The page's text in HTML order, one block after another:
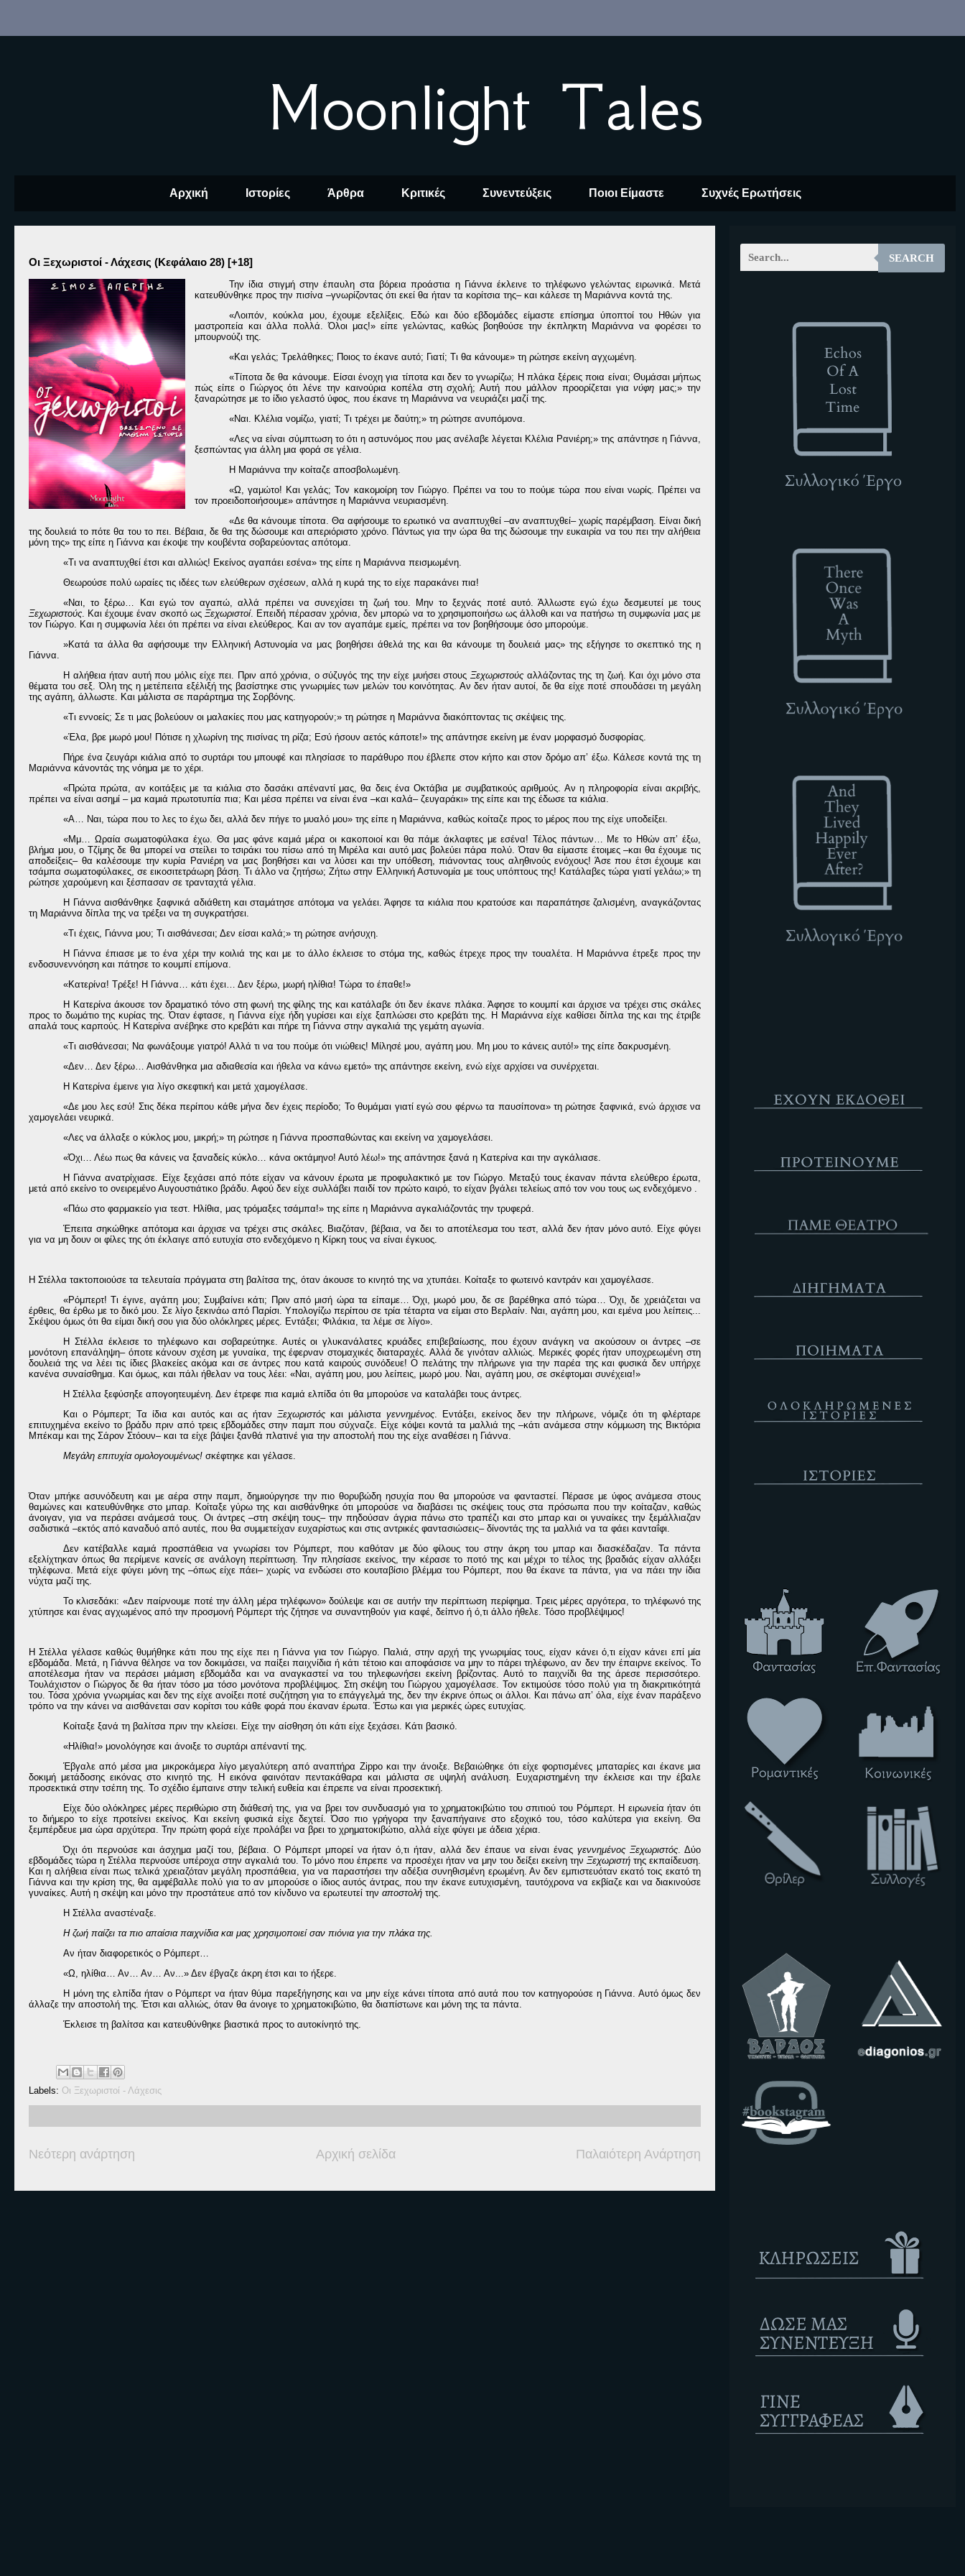
Moonlight Tales
Αρχική Ιστορίες Άρθρα Κριτικές Συνεντεύξεις Ποιοι Είμαστε Συχνές Ερωτήσεις
Οι Ξεχωριστοί - Λάχεσις (Κεφάλαιο 28) [+18]
Την ίδια στιγμή στην έπαυλη στα βόρεια προάστια η Γιάννα έκλεινε το τηλέφωνο γελώντας ειρωνικά. Μετά
κατευθύνθηκε προς την πισίνα –γνωρίζοντας ότι εκεί θα ήταν τα κορίτσια της– και κάλεσε τη Μαριάννα κοντά της.
«Λοιπόν, κούκλα μου, έχουμε εξελίξεις. Εδώ και δύο εβδομάδες είμαστε επίσημα ύποπτοί του Ηθών για
μαστροπεία και άλλα πολλά. Όλοι μας!» είπε γελώντας, καθώς βοηθούσε την έκπληκτη Μαριάννα να φορέσει το
μπουρνούζι της.
«Και γελάς; Τρελάθηκες; Ποιος το έκανε αυτό; Γιατί; Τι θα κάνουμε» τη ρώτησε εκείνη αγχωμένη.
«Τίποτα δε θα κάνουμε. Είσαι ένοχη για τίποτα και δεν το γνωρίζω; Η πλάκα ξέρεις ποια είναι; Θυμάσαι μήπως
πώς είπε ο Γιώργος ότι λένε την καινούρια κοπέλα στη σχολή; Αυτή που μάλλον προορίζεται γιανύφη μας;» την
ξαναρώτησε με το ίδιο γελαστό ύφος, που έκανε τη Μαριάννα να νευριάζει μαζί της.
«Ναι. Κλέλια νομίζω, γιατί; Τι τρέχει με δαύτη;» τη ρώτησε ανυπόμονα.
«Λες να είναι σύμπτωση το ότι η αστυνόμος που μας ανέλαβε λέγεται Κλέλια Ρανιέρη;» της απάντησε η Γιάννα,
ξεσπώντας για άλλη μια φορά σε γέλια.
Η Μαριάννα την κοίταζε αποσβολωμένη.
«Ω, γαμώτο! Και γελάς; Τον κακομοίρη τον Γιώργο. Πρέπει να του το πούμε τώρα που είναι νωρίς. Πρέπει να
τον προειδοποιήσουμε» απάντησε η Μαριάννα νευριασμένη.
«Δε θα κάνουμε τίποτα. Θα αφήσουμε το ερωτικό να αναπτυχθεί –αν αναπτυχθεί– χωρίς παρέμβαση. Είναι δική
της δουλειά το πότε θα του το πει. Βέβαια, δε θα της δώσουμε και απεριόριστο χρόνο. Πάντως για την ώρα θα της δώσουμε την ευκαιρία να του πει την αλήθεια
μόνη της» της είπε η Γιάννα και έκοψε την κουβέντα σοβαρεύοντας απότομα.
«Τι να αναπτυχθεί έτσι και αλλιώς! Εκείνος αγαπάει εσένα» της είπε η Μαριάννα πεισμωμένη.
Θεωρούσε πολύ ωραίες τις ιδέες των ελεύθερων σχέσεων, αλλά η κυρά της το είχε παρακάνει πια!
«Ναι, το ξέρω… Και εγώ τον αγαπώ, αλλά πρέπει να συνεχίσει τη ζωή του. Μην το ξεχνάς ποτέ αυτό. Άλλωστε εγώ έχω δεσμευτεί με τους
Ξεχωριστούς. Και έχουμε έναν σκοπό ως Ξεχωριστοί. Επειδή πέρασαν χρόνια, δεν μπορώ να το χρησιμοποιήσω ως άλλοθι και να πατήσω τη συμφωνία μας με
τον Γιώργο. Και η συμφωνία λέει ότι πρέπει να είναι ελεύθερος. Και αν τον αγαπάμε εμείς, πρέπει να τον βοηθήσουμε όσο μπορούμε.
»Κατά τα άλλα θα αφήσουμε την Ελληνική Αστυνομία να μας βοηθήσει άθελά της και θα κάνουμε τη δουλειά μας» της εξήγησε το σκεπτικό της η
Γιάννα.
Η αλήθεια ήταν αυτή που μόλις είχε πει. Πριν από χρόνια, ο σύζυγός της την είχε μυήσει στουςΞεχωριστούς αλλάζοντας της τη ζωή. Και όχι μόνο στα
θέματα του σεξ. Όλη της η μετέπειτα εξέλιξή της βασίστηκε στις γνωριμίες των μελών του κοινότητας. Αν δεν ήταν αυτοί, δε θα είχε ποτέ σπουδάσει τη μεγάλη
της αγάπη, άλλωστε. Και μάλιστα σε παράρτημα της Σορβόνης.
«Τι εννοείς; Σε τι μας βολεύουν οι μαλακίες που μας κατηγορούν;» τη ρώτησε η Μαριάννα διακόπτοντας τις σκέψεις της.
«Έλα, βρε μωρό μου! Πότισε η χλωρίνη της πισίνας τη ρίζα; Εσύ ήσουν αετός κάποτε!» της απάντησε εκείνη με έναν μορφασμό δυσφορίας.
Πήρε ένα ζευγάρι κιάλια από το συρτάρι του μπουφέ και πλησίασε το παράθυρο που έβλεπε στον κήπο και στον δρόμο απ’ έξω. Κάλεσε κοντά της τη
Μαριάννα κάνοντάς της νόημα με το χέρι.
«Πρώτα πρώτα, αν κοιτάξεις με τα κιάλια στο δασάκι απέναντί μας, θα δεις ένα Οκτάβια με συμβατικούς αριθμούς. Αν η πληροφορία είναι ακριβής,
πρέπει να είναι ασημί – μα καμιά πρωτοτυπία πια; Και μέσα πρέπει να είναι ένα –και καλά– ζευγαράκι» της είπε και της έδωσε τα κιάλια.
«Α… Ναι, τώρα που το λες το έχω δει, αλλά δεν πήγε το μυαλό μου» της είπε η Μαριάννα, καθώς κοίταζε προς το μέρος που της είχε υποδείξει.
«Μμ… Ωραία σωματοφύλακα έχω. Θα μας φάνε καμιά μέρα οι κακοποιοί και θα πάμε άκλαφτες με εσένα! Τέλος πάντων… Με το Ηθών απ’ έξω,
βλήμα μου, ο Τζίμης δε θα μπορεί να στείλει το τσιράκι του πίσω από τη Μιρέλα και αυτό μας βολεύει πάρα πολύ. Όταν θα είμαστε έτοιμες –και θα έχουμε τις
αποδείξεις– θα καλέσουμε την κυρία Ρανιέρη να μας βοηθήσει και να λύσει και την υπόθεση, πιάνοντας τους αληθινούς ενόχους! Άσε που έτσι έχουμε και
τσάμπα σωματοφύλακες, σε εικοσιτετράωρη βάση. Τι άλλο να ζητήσω; Ζήτω στην Ελληνική Αστυνομία με τους υπόπτους της! Κατάλαβες τώρα γιατί γελάω;» τη
ρώτησε χαρούμενη και ξέσπασαν σε τρανταχτά γέλια.
Η Γιάννα αισθάνθηκε ξαφνικά αδιάθετη και σταμάτησε απότομα να γελάει. Άφησε τα κιάλια που κρατούσε και παραπάτησε ζαλισμένη, αναγκάζοντας
τη Μαριάννα δίπλα της να τρέξει να τη συγκρατήσει.
«Τι έχεις, Γιάννα μου; Τι αισθάνεσαι; Δεν είσαι καλά;» τη ρώτησε ανήσυχη.
Η Γιάννα έπιασε με το ένα χέρι την κοιλιά της και με το άλλο έκλεισε το στόμα της, καθώς έτρεχε προς την τουαλέτα. Η Μαριάννα έτρεξε προς την
ενδοσυνεννόηση και πάτησε το κουμπί επίμονα.
«Κατερίνα! Τρέξε! Η Γιάννα… κάτι έχει… Δεν ξέρω, μωρή ηλίθια! Τώρα το έπαθε!»
Η Κατερίνα άκουσε τον δραματικό τόνο στη φωνή της φίλης της και κατάλαβε ότι δεν έκανε πλάκα. Άφησε το κουμπί και άρχισε να τρέχει στις σκάλες
προς το δωμάτιο της κυρίας της. Όταν έφτασε, η Γιάννα είχε ήδη γυρίσει και είχε ξαπλώσει στο κρεβάτι της. Η Μαριάννα είχε καθίσει δίπλα της και της έτριβε
απαλά τους καρπούς. Η Κατερίνα ανέβηκε στο κρεβάτι και πήρε τη Γιάννα στην αγκαλιά της γεμάτη αγωνία.
«Τι αισθάνεσαι; Να φωνάξουμε γιατρό! Αλλά τι να του πούμε ότι νιώθεις! Μίλησέ μου, αγάπη μου. Μη μου το κάνεις αυτό!» της είπε δακρυσμένη.
«Δεν… Δεν ξέρω… Αισθάνθηκα μια αδιαθεσία και ήθελα να κάνω εμετό» της απάντησε εκείνη, ενώ είχε αρχίσει να συνέρχεται.
Η Κατερίνα έμεινε για λίγο σκεφτική και μετά χαμογέλασε.
«Δε μου λες εσύ! Στις δέκα περίπου κάθε μήνα δεν έχεις περίοδο; Το θυμάμαι γιατί εγώ σου φέρνω τα παυσίπονα» τη ρώτησε ξαφνικά, ενώ άρχισε να
χαμογελάει νευρικά.
«Λες να άλλαξε ο κύκλος μου, μικρή;» τη ρώτησε η Γιάννα προσπαθώντας και εκείνη να χαμογελάσει.
«Όχι… Λέω πως θα κάνεις να ξαναδείς κύκλο… κάνα οκτάμηνο! Αυτό λέω!» της απάντησε ξανά η Κατερίνα και την αγκάλιασε.
Η Γιάννα ανατρίχιασε. Είχε ξεχάσει από πότε είχαν να κάνουν έρωτα με προφυλακτικό με τον Γιώργο. Μεταξύ τους έκαναν πάντα ελεύθερο έρωτα,
μετά από εκείνο το ονειρεμένο Αυγουστιάτικο βράδυ. Αφού δεν είχε συλλάβει παιδί τον πρώτο καιρό, το είχαν βγάλει τελείως από τον νου τους ως ενδεχόμενο .
«Πάω στο φαρμακείο για τεστ. Ηλίθια, μας τρόμαξες τσάμπα!» της είπε η Μαριάννα αγκαλιάζοντάς την τρυφερά.
Έπειτα σηκώθηκε απότομα και άρχισε να τρέχει στις σκάλες. Βιαζόταν, βέβαια, να δει το αποτέλεσμα του τεστ, αλλά δεν ήταν μόνο αυτό. Είχε φύγει
για να μη δουν οι φίλες της ότι έκλαιγε από ευτυχία στο ενδεχόμενο η Κίρκη τους να είναι έγκυος.
Η Στέλλα τακτοποιούσε τα τελευταία πράγματα στη βαλίτσα της, όταν άκουσε το κινητό της να χτυπάει. Κοίταξε το φωτεινό καντράν και χαμογέλασε.
«Ρόμπερτ! Τι έγινε, αγάπη μου; Συμβαίνει κάτι; Πριν από μισή ώρα τα είπαμε… Όχι, μωρό μου, δε σε βαρέθηκα από τώρα… Όχι, δε χρειάζεται να
έρθεις, θα έρθω με το δικό μου. Σε λίγο ξεκινάω από Παρίσι. Υπολογίζω περίπου σε τρία τέταρτα να είμαι στο Βερλαίν. Ναι, αγάπη μου, και εμένα μου λείπεις...
Σκέψου όμως ότι θα είμαι δική σου για δύο ολόκληρες μέρες. Εντάξει; Φιλάκια, τα λέμε σε λίγο».
Η Στέλλα έκλεισε το τηλέφωνο και σοβαρεύτηκε. Αυτές οι γλυκανάλατες κρυάδες επιβεβαίωσης, που έχουν ανάγκη να ακούσουν οι άντρες –σε
μονότονη επανάληψη– όποτε κάνουν σχέση με γυναίκα, της έφερναν στομαχικές διαταραχές. Αλλά δε γινόταν αλλιώς. Μερικές φορές ήταν υποχρεωμένη στη
δουλειά της να λέει τις ίδιες βλακείες ακόμα και σε άντρες που κατά καιρούς συνόδευε! Ο πελάτης την πλήρωνε για την παρέα της και φυσικά δεν υπήρχε
κανένα συναίσθημα. Και όμως, και πάλι ήθελαν να τους λέει: «Ναι, αγάπη μου, μου λείπεις, μωρό μου. Ναι, αγάπη μου, σε σκέφτομαι συνέχεια!»
Η Στέλλα ξεφύσηξε απογοητευμένη. Δεν έτρεφε πια καμιά ελπίδα ότι θα μπορούσε να καταλάβει τους άντρες.
Και ο Ρόμπερτ; Τα ίδια και αυτός και ας ήταν Ξεχωριστόςκαι μάλισταγεννημένος. Εντάξει, εκείνος δεν την πλήρωνε, νόμιζε ότι τη φλέρταρε
επιτυχημένα εκείνο το βράδυ πριν από τρεις εβδομάδες στην παμπ που σύχναζε. Είχε κόψει κοντά τα μαλλιά της –κάτι ανάμεσα στην κόμμωση της Βικτόρια
Μπέκαμ και της Σάρον Στόουν– και τα είχε βάψει ξανθά πλατινέ για την αποστολή που της είχε αναθέσει η Γιάννα.
Μεγάλη επιτυχία ομολογουμένως! σκέφτηκε και γέλασε.
Όταν μπήκε ασυνόδευτη και με αέρα στην παμπ, δημιούργησε την πιο θορυβώδη ησυχία που θα μπορούσε να φανταστεί. Πέρασε με ύφος ανάμεσα στους
θαμώνες και κατευθύνθηκε στο μπαρ. Κοίταξε γύρω της και αισθάνθηκε ότι μπορούσε να διαβάσει τις σκέψεις τους στα πρόσωπα που την κοίταζαν, καθώς
άνοιγαν, για να περάσει ανάμεσά τους. Οι άντρες –στη σκέψη τους– την πηδούσαν άγρια πάνω στο τραπέζι και στο μπαρ και οι γυναίκες την ξεμάλλιαζαν
σαδιστικά –εκτός από καναδυό από αυτές, που θα συμμετείχαν ευχαρίστως και στις αντρικές φαντασιώσεις– δίνοντάς της τα μαλλιά να τα φάει κανταΐφι.
Δεν κατέβαλλε καμιά προσπάθεια να γνωρίσει τον Ρόμπερτ, που καθόταν με δύο φίλους του στην άκρη του μπαρ και διασκέδαζαν. Τα πάντα
εξελίχτηκαν όπως θα περίμενε κανείς σε ανάλογη περίπτωση. Την πλησίασε εκείνος, την κέρασε το ποτό της και μέχρι το τέλος της βραδιάς είχαν αλλάξει
τηλέφωνα. Μετά είχε φύγει μόνη της –όπως είχε πάει– χωρίς να ενδώσει στο κουταβίσιο βλέμμα του Ρόμπερτ, που θα έκανε τα πάντα, για να πάει την ίδια
νύχτα μαζί της.
Το κλισεδάκι: «Δεν παίρνουμε ποτέ την άλλη μέρα τηλέφωνο» δούλεψε και σε αυτήν την περίπτωση περίφημα. Τρεις μέρες αργότερα, το τηλέφωνό της
χτύπησε και ένας αγχωμένος από την προσμονή Ρόμπερτ τής ζήτησε να συναντηθούν για καφέ, δείπνο ή ό,τι άλλο ήθελε. Τόσο προβλέψιμος!
Η Στέλλα γέλασε καθώς θυμήθηκε κάτι που της είχε πει η Γιάννα για τον Γιώργο. Παλιά, στην αρχή της γνωριμίας τους, είχαν κάνει ό,τι είχαν κάνει επί μία
εβδομάδα. Μετά, η Γιάννα θέλησε να τον δοκιμάσει, να παίξει παιχνίδια ή κάτι τέτοιο και αποφάσισε να μην το πάρει τηλέφωνο, αν δεν την έπαιρνε εκείνος. Το
αποτέλεσμα ήταν να περάσει μιάμιση εβδομάδα και να αναγκαστεί να του τηλεφωνήσει εκείνη βρίζοντας. Αυτό το παιχνίδι θα της άρεσε περισσότερο.
Τουλάχιστον ο Γιώργος δε θα ήταν τόσο μα τόσο μονότονα προβλέψιμος. Στη σκέψη του Γιώργου χαμογέλασε. Τον εκτιμούσε τόσο πολύ για τη διακριτικότητά
του. Τόσα χρόνια γνωριμίας και δεν της είχε ανοίξει ποτέ συζήτηση για το επάγγελμά της, δεν την έκρινε όπως οι άλλοι. Και πάνω απ’ όλα, είχε έναν παράξενο
τρόπο να την κάνει να αισθάνεται σαν κορίτσι του κάθε φορά που έκαναν έρωτα. Έστω και για μερικές ώρες ευτυχίας.
Κοίταξε ξανά τη βαλίτσα πριν την κλείσει. Είχε την αίσθηση ότι κάτι είχε ξεχάσει. Κάτι βασικό.
«Ηλίθια!» μονολόγησε και άνοιξε το συρτάρι απέναντί της.
Έβγαλε από μέσα μια μικροκάμερα λίγο μεγαλύτερη από αναπτήρα Zippo και την άνοιξε. Βεβαιώθηκε ότι είχε φορτισμένες μπαταρίες και έκανε μια
δοκιμή μετάδοσης εικόνας στο κινητό της. Η εικόνα φαινόταν πεντακάθαρα και μάλιστα σε υψηλή ανάλυση. Ευχαριστημένη την έκλεισε και την έβαλε
προσεκτικά στην τσέπη της. Το σχέδιο έμπαινε στην τελική ευθεία και έπρεπε να είναι προσεκτική.
Είχε δύο ολόκληρες μέρες περιθώριο στη διάθεσή της, για να βρει τον συνδυασμό για το χρηματοκιβώτιο του σπιτιού του Ρόμπερτ. Η ειρωνεία ήταν ότι
το διήμερο το είχε προτείνει εκείνος. Και εκείνη φυσικά είχε δεχτεί. Όσο πιο γρήγορα την ξαναπήγαινε στο εξοχικό του, τόσο καλύτερα για εκείνη. Θα
ξεμπέρδευε μια ώρα αρχύτερα. Την πρώτη φορά είχε προλάβει να βρει το χρηματοκιβώτιο, αλλά είχε φύγει με άδεια χέρια.
Όχι ότι περνούσε και άσχημα μαζί του, βέβαια. Ο Ρόμπερτ μπορεί να ήταν ό,τι ήταν, αλλά δεν έπαυε να είναι έναςγεννημένος Ξεχωριστός. Δύο
εβδομάδες τώρα η Στέλλα περνούσε υπέροχα στην αγκαλιά του. Το μόνο που έπρεπε να προσέχει ήταν να μην του δείξει εκείνη την Ξεχωριστήτης εκπαίδευση.
Και η αλήθεια είναι πως τελικά χρειαζόταν μεγάλη προσπάθεια, για να παραστήσει την αδέξια συνηθισμένη ερωμένη. Αν δεν εμπιστευόταν εκατό τοις εκατό τη
Γιάννα και την κρίση της, θα αμφέβαλλε πολύ για το αν μπορούσε ο ίδιος αυτός άντρας, που την έκανε ευτυχισμένη, ταυτόχρονα να εκβίαζε και να διακινούσε
γυναίκες. Αυτή η σκέψη και μόνο την προστάτευε από τον κίνδυνο να ερωτευτεί την αποστολή της.
Η Στέλλα αναστέναξε.
Η ζωή παίζει τα πιο απαίσια παιχνίδια και μας χρησιμοποιεί σαν πιόνια για την πλάκα της.
Αν ήταν διαφορετικός ο Ρόμπερτ…
«Ω, ηλίθια… Αν… Αν… Αν...» Δεν έβγαζε άκρη έτσι και το ήξερε.
Η μόνη της ελπίδα ήταν ο Ρόμπερτ να ήταν θύμα παρεξήγησης και να μην είχε κάνει τίποτα από αυτά που τον κατηγορούσε η Γιάννα. Αυτό όμως δεν
άλλαζε την αποστολή της. Έτσι και αλλιώς, όταν θα άνοιγε το χρηματοκιβώτιο, θα διαπίστωνε και μόνη της τα πάντα.
Έκλεισε τη βαλίτσα και κατευθύνθηκε βιαστικά προς το αυτοκίνητό της.
Labels: Οι Ξεχωριστοί - Λάχεσις
Νεότερη ανάρτηση Παλαιότερη Ανάρτηση
Αρχική σελίδα
SEARCH